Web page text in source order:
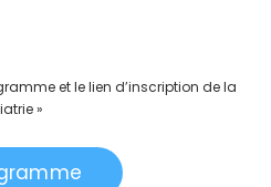
et le lien d’inscription de la
»